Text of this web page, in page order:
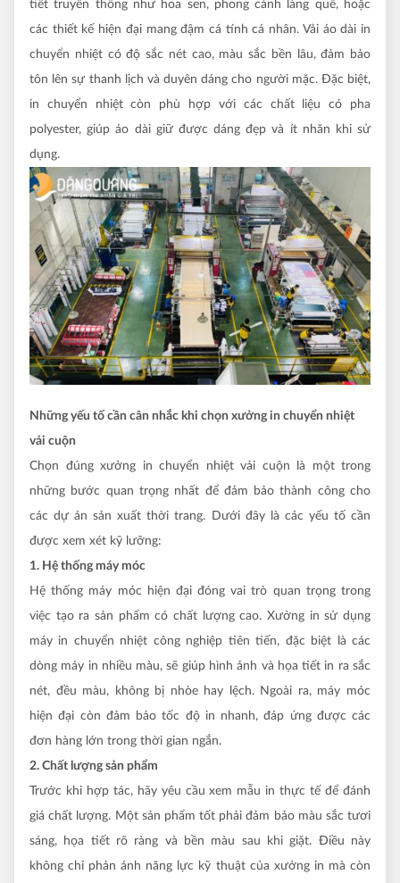
tiết truyền thống như hoa sen, phong cảnh làng quê, hoặc
các thiết kế hiện đại mang đậm cá tính cá nhân. Vải áo dài in
chuyển nhiệt có độ sắc nét cao, màu sắc bền lâu, đảm bảo
tôn lên sự thanh lịch và duyên dáng cho người mặc. Đặc biệt,
in chuyển nhiệt còn phù hợp với các chất liệu có pha
polyester, giúp áo dài giữ được dáng đẹp và ít nhăn khi sử
dụng.
Những yếu tố cần cân nhắc khi chọn xưởng in chuyển nhiệt
vải cuộn
Chọn đúng xưởng in chuyển nhiệt vải cuộn là một trong
những bước quan trọng nhất để đảm bảo thành công cho
các dự án sản xuất thời trang. Dưới đây là các yếu tố cần
được xem xét kỹ lưỡng:
1. Hệ thống máy móc
Hệ thống máy móc hiện đại đóng vai trò quan trọng trong
việc tạo ra sản phẩm có chất lượng cao. Xưởng in sử dụng
máy in chuyển nhiệt công nghiệp tiên tiến, đặc biệt là các
dòng máy in nhiều màu, sẽ giúp hình ảnh và họa tiết in ra sắc
nét, đều màu, không bị nhòe hay lệch. Ngoài ra, máy móc
hiện đại còn đảm bảo tốc độ in nhanh, đáp ứng được các
đơn hàng lớn trong thời gian ngắn.
2. Chất lượng sản phẩm
Trước khi hợp tác, hãy yêu cầu xem mẫu in thực tế để đánh
giá chất lượng. Một sản phẩm tốt phải đảm bảo màu sắc tươi
sáng, họa tiết rõ ràng và bền màu sau khi giặt. Điều này
không chỉ phản ánh năng lực kỹ thuật của xưởng in mà còn